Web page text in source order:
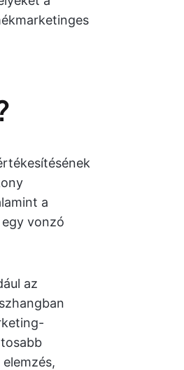
a
egy vonzó
az